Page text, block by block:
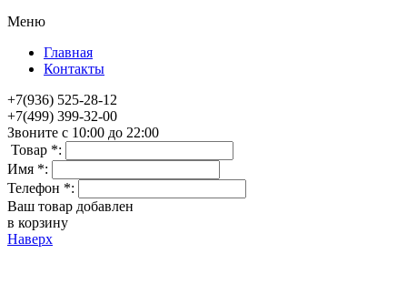
Меню
Главная
Контакты
+7(936) 525-28-12
+7(499) 399-32-00
Звоните с 10:00 до 22:00
Товар *:
Имя *:
Телефон *:
Ваш товар добавлен
в корзину
Наверх